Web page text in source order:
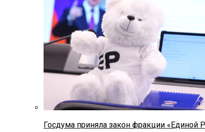
Госдума приняла закон фракции